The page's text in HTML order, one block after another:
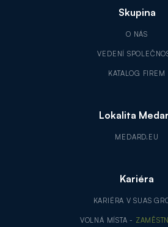
Skupina
O NÁS
VEDENÍ
KATALOG FIREM
Lokalita
MEDARD.EU
Kariéra
KARIÉRA V SUAS
VOLNÁ MÍSTA -